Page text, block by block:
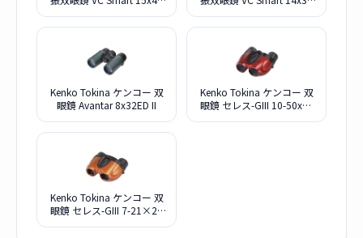
Kenko Tokina ケンコー 双
眼鏡 Avantar 8x32ED II
Kenko Tokina ケンコー 双
眼鏡 セレス-GIII 10-50x27
Kenko Tokina ケンコー 双
眼鏡 セレス-GIII 7-21×21